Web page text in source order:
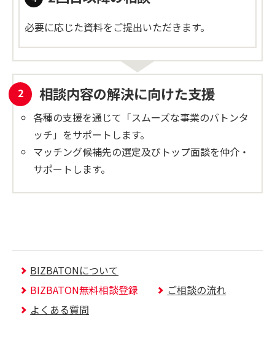
必要に応じた資料をご提出いただきます。
相談内容の解決に向けた支援
各種の支援を通じて「スムーズな事業のバトンタ
ッチ」をサポートします。
マッチング候補先の選定及びトップ面談を仲介・
サポートします。
BIZBATONについて
BIZBATON無料相談登録
ご相談の流れ
よくある質問